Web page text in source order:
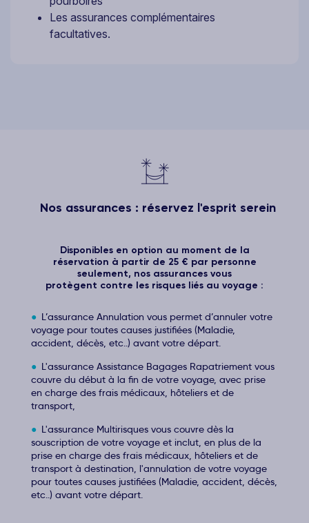
Les assurances complémentaires
facultatives.
Nos assurances : réservez l'esprit serein
Disponibles en option au moment de la
réservation à partir de 25 € par personne
seulement, nos assurances vous
protègent contre les risques liés au voyage :
L’assurance Annulation vous permet d’annuler votre
voyage pour toutes causes justifiées (Maladie,
accident, décès, etc..) avant votre départ.
L'assurance Assistance Bagages Rapatriement vous
couvre du début à la fin de votre voyage, avec prise
en charge des frais médicaux, hôteliers et de
transport,
L'assurance Multirisques vous couvre dès la
souscription de votre voyage et inclut, en plus de la
prise en charge des frais médicaux, hôteliers et de
transport à destination, l'annulation de votre voyage
pour toutes causes justifiées (Maladie, accident, décès,
etc..) avant votre départ.